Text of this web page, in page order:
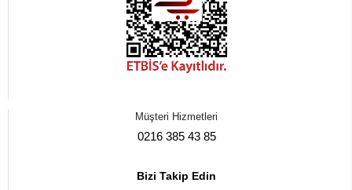
Müşteri Hizmetleri
0216 385 43 85
Bizi Takip Edin